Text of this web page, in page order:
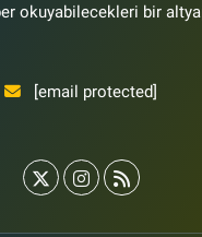
okuyabilecekleri bir
[email protected]